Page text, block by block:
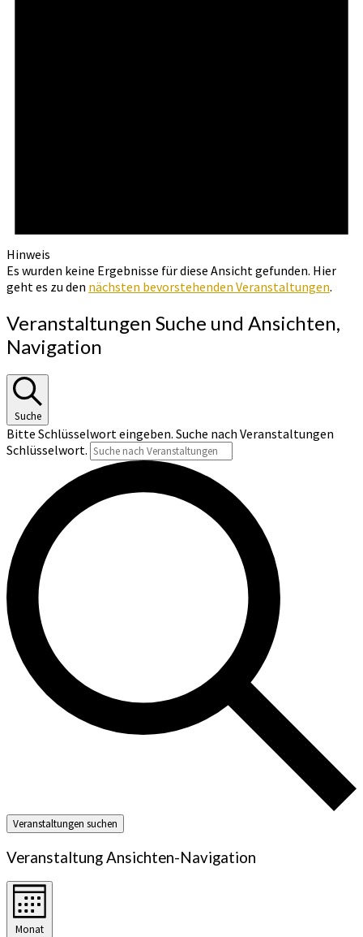
Hinweis
Es wurden keine Ergebnisse für diese Ansicht gefunden. Hier
geht es zu den nächsten bevorstehenden Veranstaltungen.
Veranstaltungen Suche und Ansichten,
Navigation
Suche
Bitte Schlüsselwort eingeben. Suche nach Veranstaltungen
Schlüsselwort.
Veranstaltungen suchen
Veranstaltung Ansichten-Navigation
Monat